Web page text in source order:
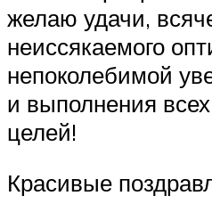
желаю удачи,
неиссякаемого
непоколебимой
и выполнения
целей!
Красивые